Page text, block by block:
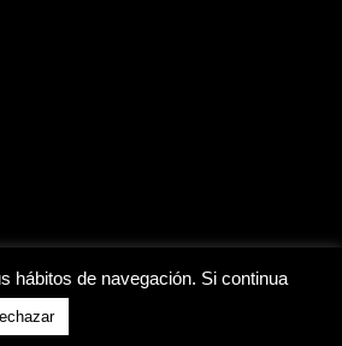
hábitos de navegación. Si continua